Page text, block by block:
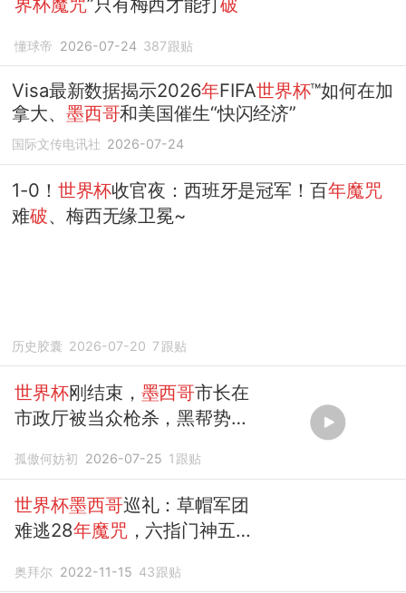
懂球帝 2026-07-24 387跟贴
Visa最新数据揭示2026年FIFA世界杯™如何在加
拿大、 墨西哥和美国催生“快闪经济”
国际文传电讯社 2026-07-24
1-0！ 世界杯收官夜：西班牙是冠军！百年魔咒
难破、梅西无缘卫冕~
历史胶囊 2026-07-20 7 跟贴
世界杯刚结束， 墨西哥市长在
市政厅被当众枪杀，黑帮势力
孤傲何妨初 2026-07-25 1 跟贴
世界杯墨西哥巡礼：草帽军团
难逃28年魔咒，六指门神五战
奥拜尔 2022-11-15 43跟贴